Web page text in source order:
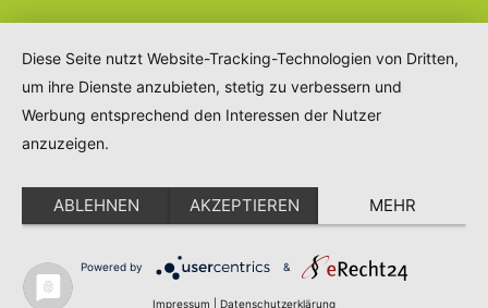
Diese Seite nutzt Website-Tracking-Technologien von Dritten,
um ihre Dienste anzubieten, stetig zu verbessern und
Werbung entsprechend den Interessen der Nutzer
anzuzeigen.
ABLEHNEN AKZEPTIEREN MEHR
Powered by &
Impressum Datenschutzerklärung